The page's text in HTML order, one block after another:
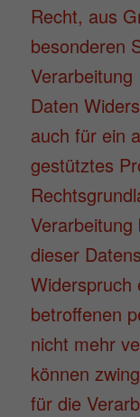
Recht, aus
besonderen
Daten
auch für ein
gestütztes
dieser
Widerspruch
betroffenen
nicht mehr
können
für die